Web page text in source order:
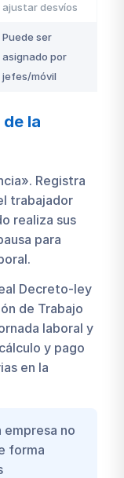
ajustar desvíos
Puede ser
asignado por
jefes/móvil
la
Registra
trabajador
realiza sus
para
Decreto-ley
de Trabajo
laboral y
y pago
en la
empresa no
forma